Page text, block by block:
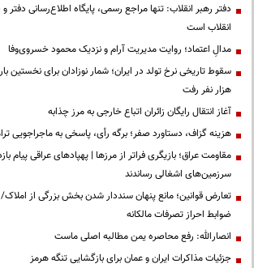
دفتر رهبر انقلاب: تنها مراجع رسمی، پایگاه اطلاع‌رسانی دفتر
انقلاب است
مدالِ اعتماد؛ روایت مدیریت آرام و نزدیک محمود خسروی‌وفا
هزار نفر رفت
آغاز انتقال رایگان زائران اتباع خارجی به مرز چذابه
هزینه گزاف، دستاورد صفر؛ برگه رأی، پاسخی به ماجراجویی
مقاومت عراق؛ بازیگری فراتر از مرزها | پهپادهای عراقی پیام
سرزمین‌های اشغالی رساندند
تعارض قوانین؛ مانع پنهان سنددار شدن بخش بزرگی از
ضوابط احراز تصرفات مالکانه
انصارالله: رفع محاصره یمن مطالبه اصلی ماست
جزئیات مذاکرات ایران و عمان برای بازگشایی تنگه هرمز